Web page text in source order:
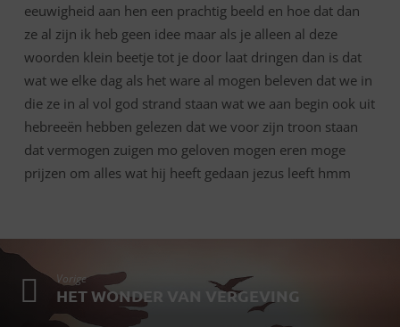
eeuwigheid aan hen een prachtig beeld en hoe dat dan
ze al zijn ik heb geen idee maar als je alleen al deze
woorden klein beetje tot je door laat dringen dan is dat
wat we elke dag als het ware al mogen beleven dat we in
die ze in al vol god strand staan wat we aan begin ook uit
hebreeën hebben gelezen dat we voor zijn troon staan
dat vermogen zuigen mo geloven mogen eren moge
prijzen om alles wat hij heeft gedaan jezus leeft hmm
Vorige
HET WONDER VAN VERGEVING